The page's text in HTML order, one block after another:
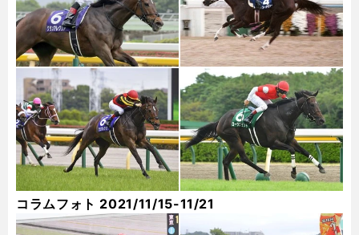
コラムフォト 2021/11/15-11/21